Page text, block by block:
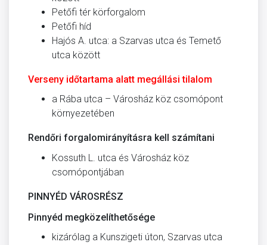
Petőfi tér körforgalom
Petőfi híd
Hajós A. utca: a Szarvas utca és Temető
utca között
Verseny időtartama alatt megállási tilalom
a Rába utca – Városház köz csomópont
kör­nyezetében
Rendőri forgalomirányításra kell számítani
Kossuth L. utca és Városház köz
csomópontjában
PINNYÉD VÁROSRÉSZ
Pinnyéd megközelíthetősége
kizárólag a Kunszigeti úton, Szarvas utca